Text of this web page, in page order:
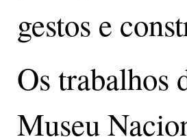
gestos e
Os trabalhos
Museu